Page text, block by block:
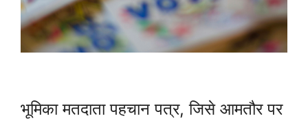
भूमिका मतदाता पहचान पत्र, जिसे आमतौर पर